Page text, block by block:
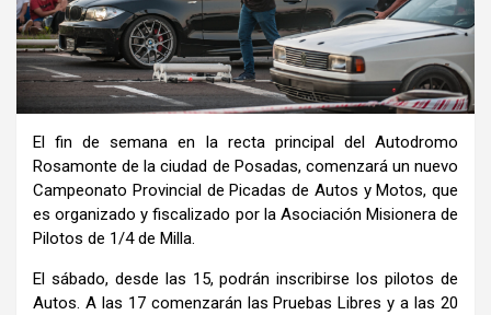
El fin de semana en la recta principal del Autodromo
Rosamonte de la ciudad de Posadas, comenzará un nuevo
Campeonato Provincial de Picadas de Autos y Motos, que
es organizado y fiscalizado por la Asociación Misionera de
Pilotos de 1/4 de Milla.
El sábado, desde las 15, podrán inscribirse los pilotos de
Autos. A las 17 comenzarán las Pruebas Libres y a las 20